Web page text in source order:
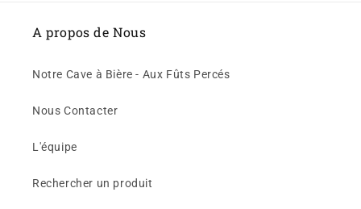
A propos de Nous
Notre Cave à Bière - Aux Fûts Percés
Nous Contacter
L'équipe
Rechercher un produit